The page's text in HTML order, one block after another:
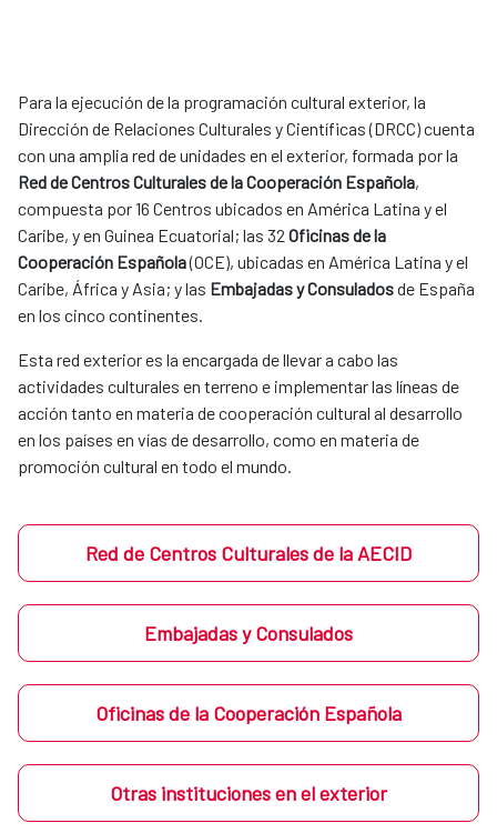
Para la ejecución de la programación cultural exterior, la
Dirección de Relaciones Culturales y Científicas (DRCC) cuenta
con una amplia red de unidades en el exterior, formada por la
Red de Centros Culturales de la Cooperación Española,
compuesta por 16 Centros ubicados en América Latina y el
Caribe, y en Guinea Ecuatorial; las 32 Oficinas de la
Cooperación Española(OCE), ubicadas en América Latina y el
Caribe, África y Asia; y las Embajadas y Consuladosde España
en los cinco continentes.
Esta red exterior es la encargada de llevar a cabo las
actividades culturales en terreno e implementar las líneas de
acción tanto en materia de cooperación cultural al desarrollo
en los países en vías de desarrollo, como en materia de
promoción cultural en todo el mundo.
Red de Centros Culturales de la AECID
Embajadas y Consulados
Oficinas de la Cooperación Española
Otras instituciones en el exterior